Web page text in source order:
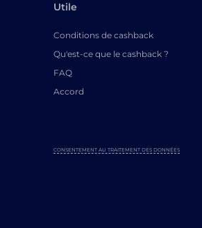
Utile
Conditions de cashback
Qu'est-ce que le cashback ?
FAQ
Accord
CONSENTEMENT AU TRAITEMENT DES DONNÉES